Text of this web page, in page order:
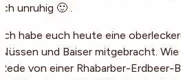
ich unruhig 🙂 .
Ich habe euch heute eine
Nüssen und Baiser mitgebracht.
Rede von einer Rhabarber-